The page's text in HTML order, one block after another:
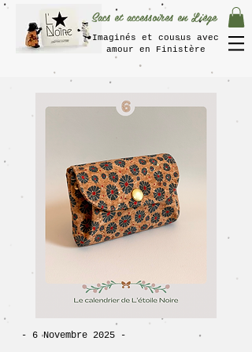
Imaginés et cousus avec
amour en Finistère
Sacs et accessoires en Liège
- 6 Novembre 2025 -